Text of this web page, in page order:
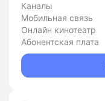
Каналы
Мобильная связь
Онлайн кинотеатр
Абонентская плата